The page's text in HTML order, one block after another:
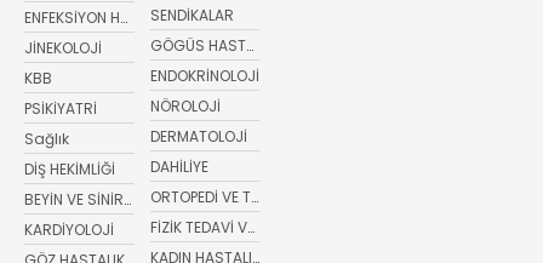
ENFEKSİYON HASTALIKLARI
JİNEKOLOJİ
KBB
PSİKİYATRİ
Sağlık
DİŞ HEKİMLİĞİ
BEYİN VE SİNİR CERRAHİSİ
KARDİYOLOJİ
SENDİKALAR
GÖGÜS HASTALIKLARI
ENDOKRİNOLOJİ
NÖROLOJİ
DERMATOLOJİ
DAHİLİYE
ORTOPEDİ VE TRAVMATOLOJİ
FİZİK TEDAVİ VE REHABİLİTASYON
KADIN HASTALIKLARI VE DOĞUM